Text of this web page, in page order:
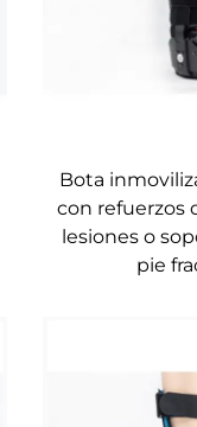
Bota
con refuerzos
lesiones o
pie